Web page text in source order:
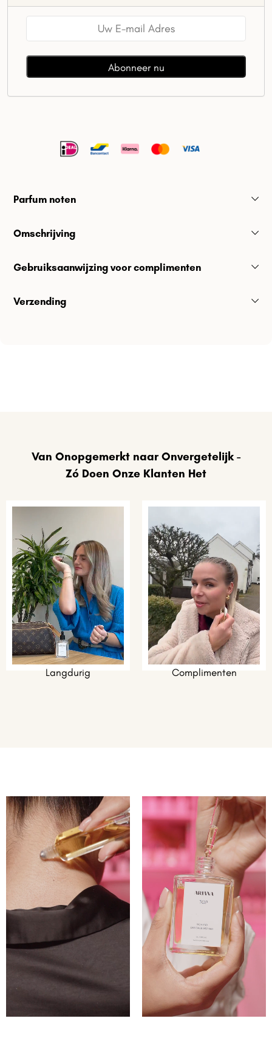
Parfum noten
Omschrijving
Gebruiksaanwijzing voor complimenten
Verzending
Van Onopgemerkt naar Onvergetelijk -
Zó Doen Onze Klanten Het
Langdurig Complimenten